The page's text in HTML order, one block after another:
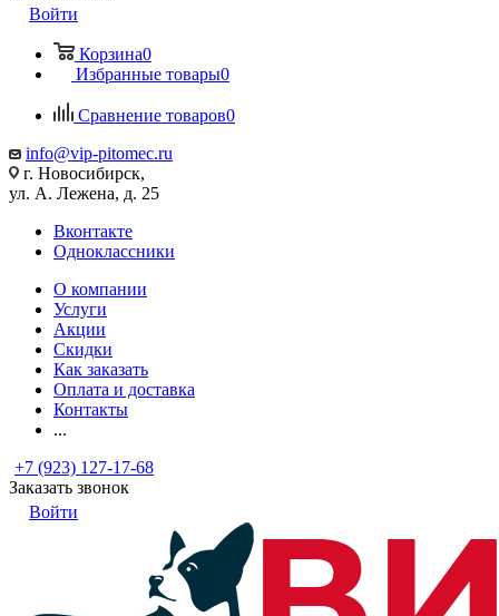
Войти
Корзина0
Избранные товары0
Сравнение товаров0
info@vip-pitomec.ru
г. Новосибирск,
ул. А. Лежена, д. 25
Вконтакте
Одноклассники
О компании
Услуги
Акции
Скидки
Как заказать
Оплата и доставка
Контакты
...
+7 (923) 127-17-68
Заказать звонок
Войти